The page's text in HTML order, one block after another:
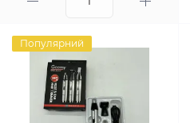
Популярний